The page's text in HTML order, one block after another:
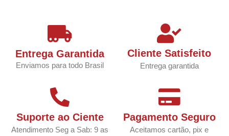
Entrega Garantida
Enviamos para todo Brasil
Cliente Satisfeito
Entrega garantida
Suporte ao Ciente
Atendimento Seg a Sab: 9 as
Pagamento Seguro
Aceitamos cartão, pix e